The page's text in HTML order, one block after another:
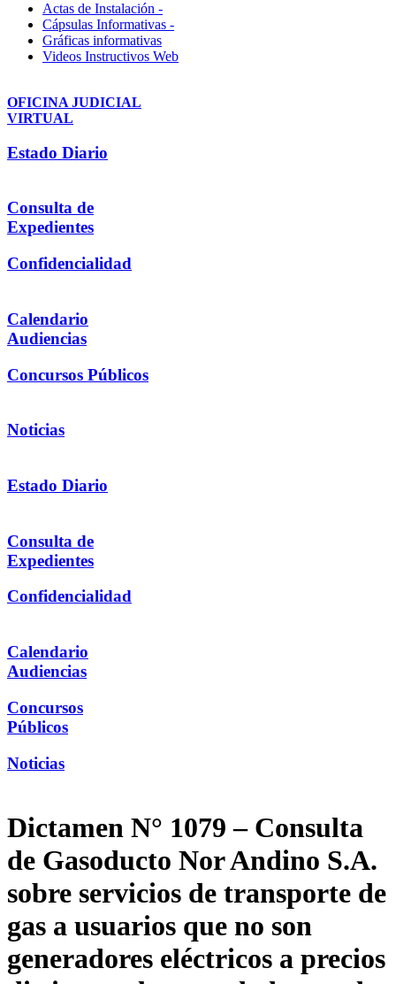
Actas de Instalación -
Cápsulas Informativas -
Gráficas informativas
Videos Instructivos Web
OFICINA JUDICIAL
VIRTUAL
Estado Diario
Consulta de
Expedientes
Confidencialidad
Calendario
Audiencias
Concursos Públicos
Noticias
Estado Diario
Consulta de
Expedientes
Confidencialidad
Calendario
Audiencias
Concursos
Públicos
Noticias
Dictamen N° 1079 – Consulta
de Gasoducto Nor Andino S.A.
sobre servicios de transporte de
gas a usuarios que no son
generadores eléctricos a precios